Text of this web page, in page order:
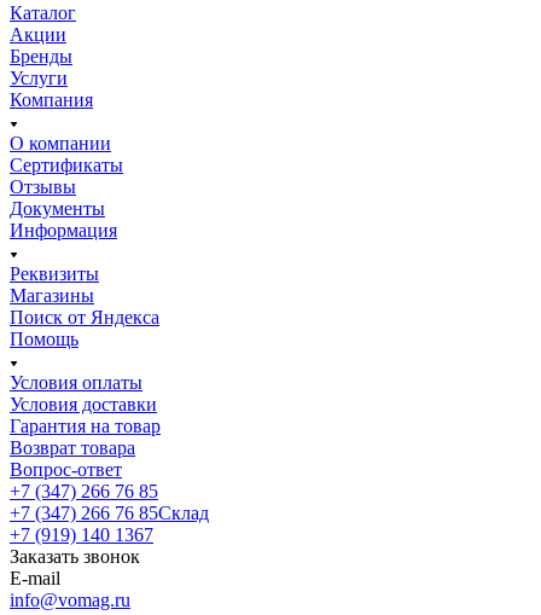
Каталог
Акции
Бренды
Услуги
Компания
О компании
Сертификаты
Отзывы
Документы
Информация
Реквизиты
Магазины
Поиск от Яндекса
Помощь
Условия оплаты
Условия доставки
Гарантия на товар
Возврат товара
Вопрос-ответ
+7 (347) 266 76 85
+7 (347) 266 76 85Склад
+7 (919) 140 1367
Заказать звонок
E-mail
info@vomag.ru